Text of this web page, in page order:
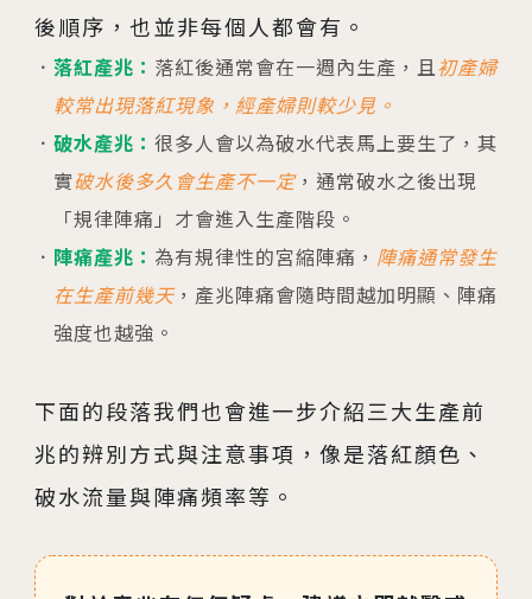
後順序，也並非每個人都會有。
落紅產兆： 落紅後通常會在一週內生產，且初產婦
較常出現落紅現象，經產婦則較少見。
破水產兆： 很多人會以為破水代表馬上要生了，其
實破水後多久會生產不一定，通常破水之後出現
「規律陣痛」才會進入生產階段。
陣痛產兆： 為有規律性的宮縮陣痛， 陣痛通常發生
在生產前幾天，產兆陣痛會隨時間越加明顯、陣痛
強度也越強。
下面的段落我們也會進一步介紹三大生產前
兆的辨別方式與注意事項，像是落紅顏色、
破水流量與陣痛頻率等。